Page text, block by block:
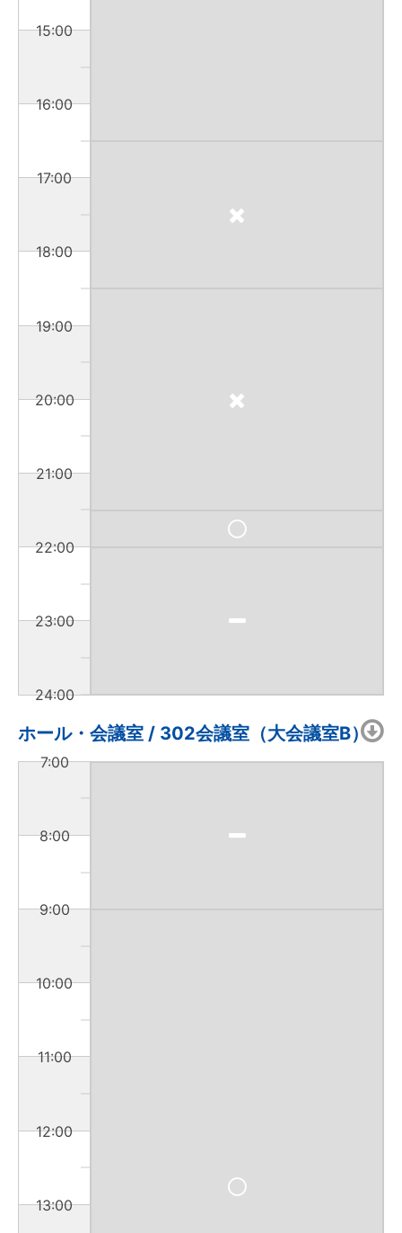
15:00
16:00
17:00
18:00
19:00
20:00
21:00
22:00
23:00
24:00
ホール・会議室 / 302会議室（大会議室B）
7:00
8:00
9:00
10:00
11:00
12:00
13:00